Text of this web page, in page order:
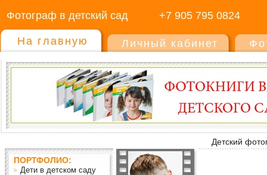
Фотограф в детский сад +7 905 795 0824
На главную Личный кабинет
Детский
ПОРТФОЛИО:
Дети в детском саду